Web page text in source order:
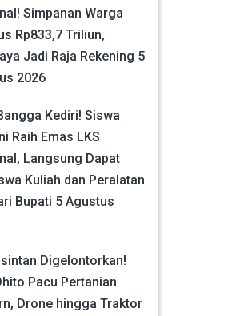
Simpanan Warga
Rp833,7 Triliun,
Jadi Raja Rekening 5
2026
Kediri! Siswa
Raih Emas LKS
Langsung Dapat
Kuliah dan Peralatan
Bupati 5 Agustus
Digelontorkan!
Pacu Pertanian
Drone hingga Traktor